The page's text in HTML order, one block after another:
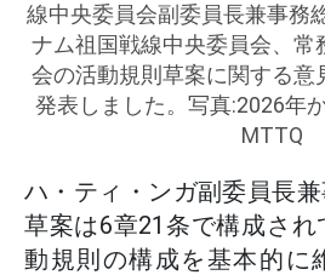
線中央委員会副委員長兼事務
ナム祖国戦線中央委員会、常
会の活動規則草案に関する意
発表しました。写真:2026年
MTTQ
ハ・ティ・ンガ副委員長
草案は6章21条で構成さ
動規則の構成を基本的に